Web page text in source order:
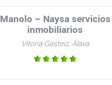
Manolo – Naysa servicios
inmobiliarios
Vitoria-Gasteiz, Álava